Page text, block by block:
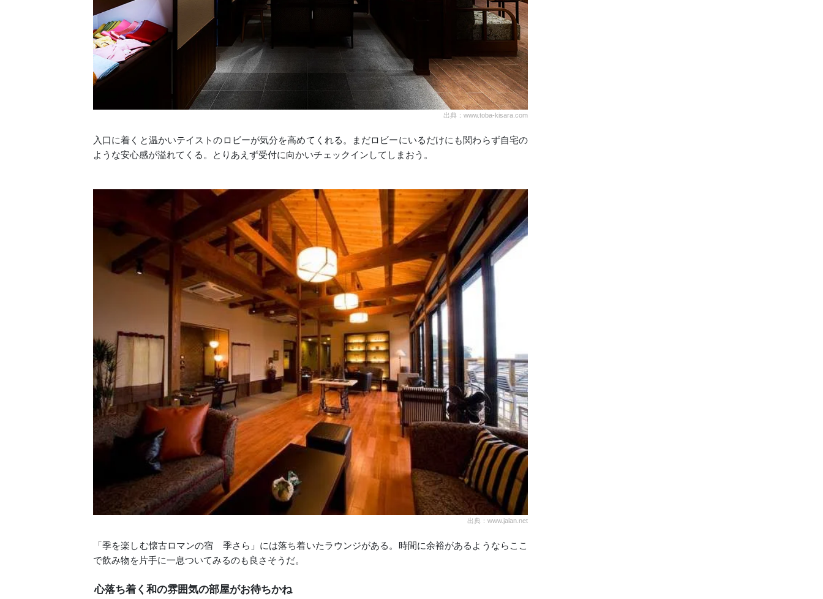
出典：www.toba-kisara.com
入口に着くと温かいテイストのロビーが気分を高めてくれる。まだロビーにいるだけにも関わらず自宅の
ような安心感が溢れてくる。とりあえず受付に向かいチェックインしてしまおう。
出典：www.jalan.net
「季を楽しむ懐古ロマンの宿 季さら」には落ち着いたラウンジがある。時間に余裕があるようならここ
で飲み物を片手に一息ついてみるのも良さそうだ。
心落ち着く和の雰囲気の部屋がお待ちかね